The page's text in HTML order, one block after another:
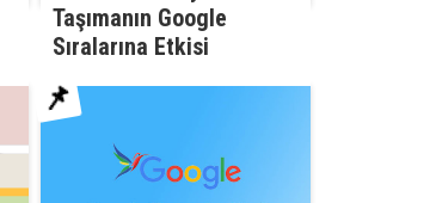
Taşımanın Google
Sıralarına Etkisi
📌